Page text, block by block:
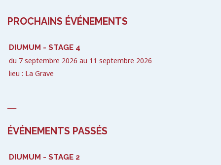
PROCHAINS ÉVÉNEMENTS
DIUMUM - STAGE 4
du 7 septembre 2026 au 11 septembre 2026
lieu : La Grave
ÉVÉNEMENTS PASSÉS
DIUMUM - STAGE 2